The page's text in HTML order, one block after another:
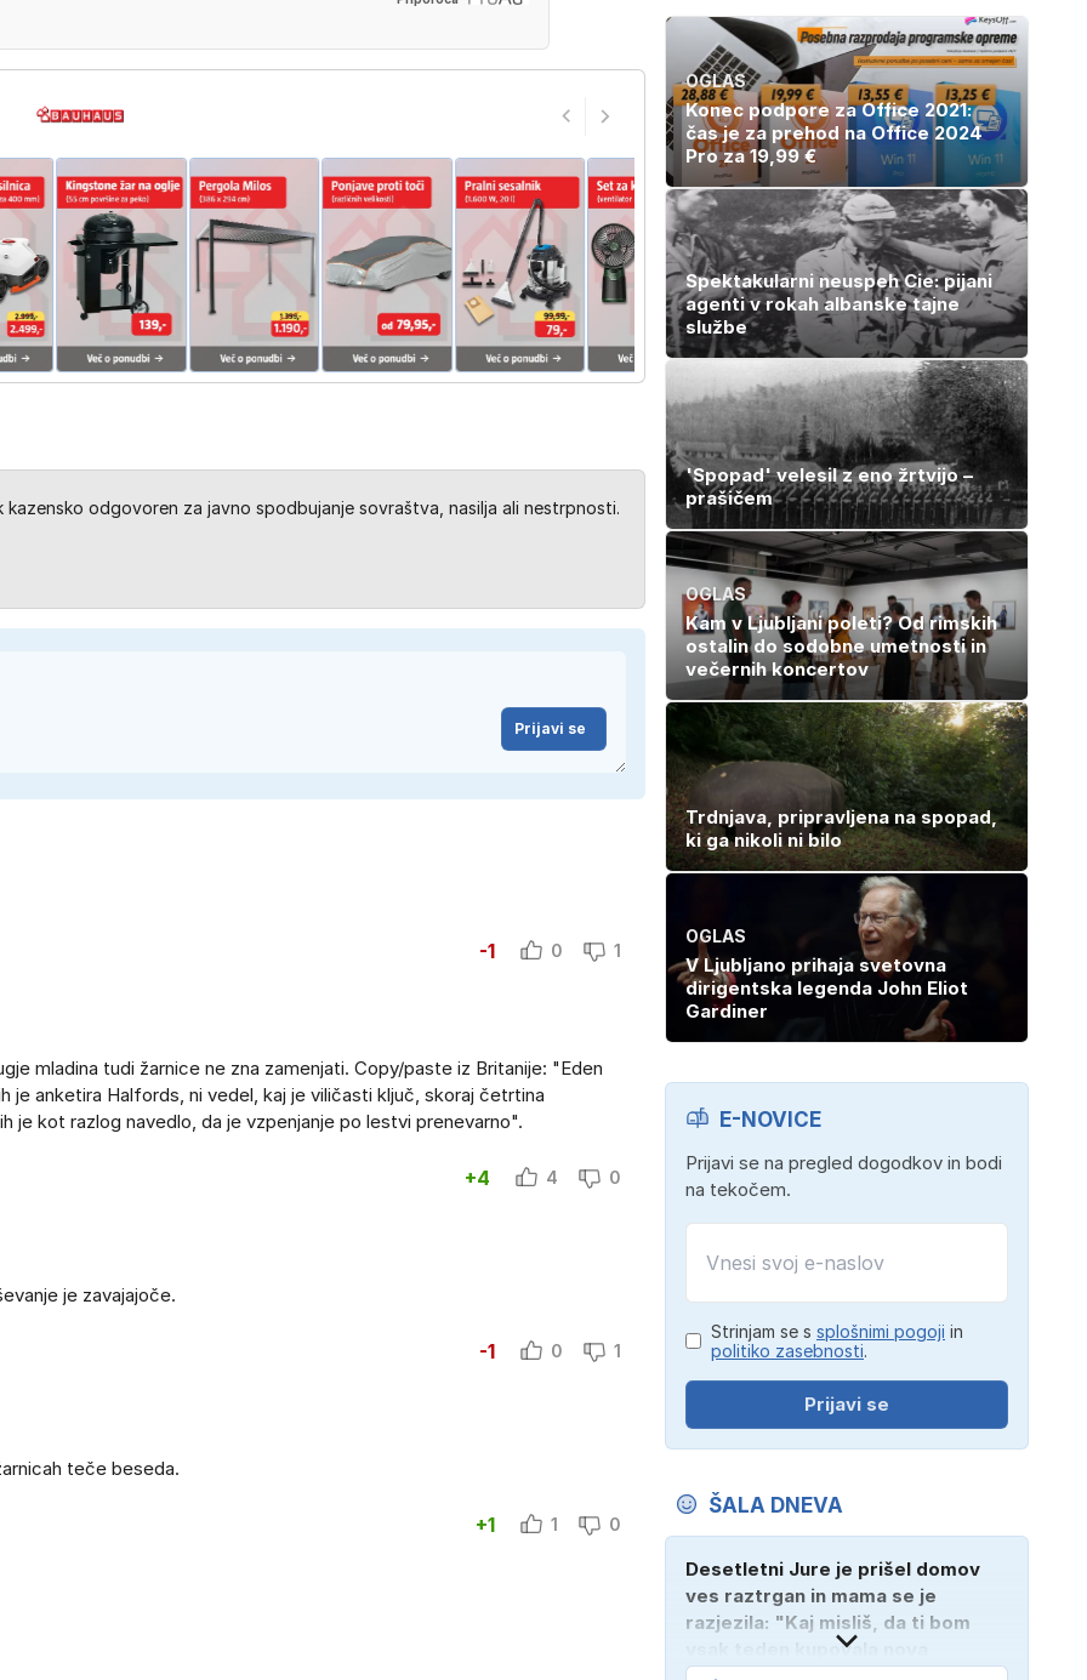
kazensko odgovoren za javno spodbujanje sovraštva, nasilja ali nestrpnosti.
Prijavi se
-1 0 1
mladina tudi žarnice ne zna zamenjati. Copy/paste iz Britanije: "Eden
je anketira Halfords, ni vedel, kaj je viličasti ključ, skoraj četrtina
je kot razlog navedlo, da je vzpenjanje po lestvi prenevarno".
+4 4 0
je zavajajoče.
-1 0 1
teče beseda.
+1 1 0
OGLAS
Konec podpore za Office 2021:
čas je za prehod na Office 2024
Pro za 19,99 €
Spektakularni neuspeh Cie: pijani
agenti v rokah albanske tajne
službe
'Spopad' velesil z eno žrtvijo –
prašičem
OGLAS
Kam v Ljubljani poleti? Od rimskih
ostalin do sodobne umetnosti in
večernih koncertov
Trdnjava, pripravljena na spopad,
ki ga nikoli ni bilo
OGLAS
V Ljubljano prihaja svetovna
dirigentska legenda John Eliot
Gardiner
E-NOVICE
Prijavi se na pregled dogodkov in bodi
na tekočem.
Strinjam se s splošnimi pogoji in
politiko zasebnosti.
Prijavi se
ŠALA DNEVA
Desetletni Jure je prišel domov
ves raztrgan in mama se je
razjezila: "Kaj misliš, da ti bom
vsak teden kupovala nova